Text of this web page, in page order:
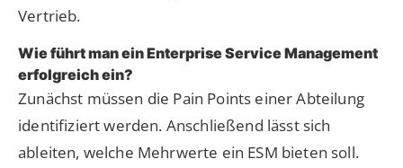
Vertrieb.
Wie führt man ein Enterprise Service Management
erfolgreich ein?
Zunächst müssen die Pain Points einer Abteilung
identifiziert werden. Anschließend lässt sich
ableiten, welche Mehrwerte ein ESM bieten soll.